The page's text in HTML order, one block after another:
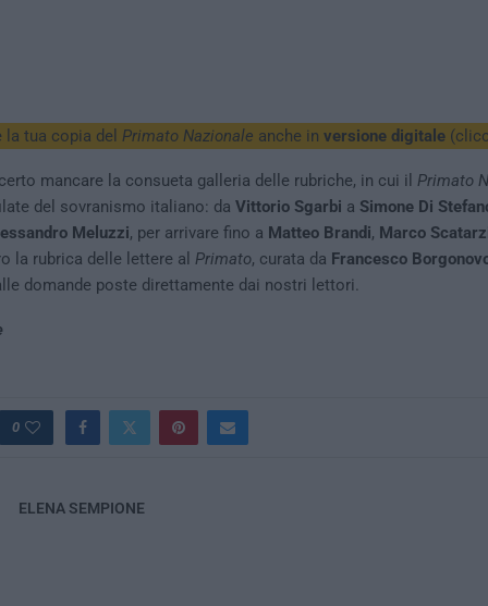
tua copia del Primato Nazionale anche in versione digitale
mancare la consueta galleria delle rubriche, in cui il Primato
del sovranismo italiano: da Vittorio Sgarbi a Simone Di
Meluzzi, per arrivare fino a Matteo Brandi, Marco
la rubrica delle lettere al Primato, curata da Francesco
domande poste direttamente dai nostri lettori.
0
ELENA SEMPIONE